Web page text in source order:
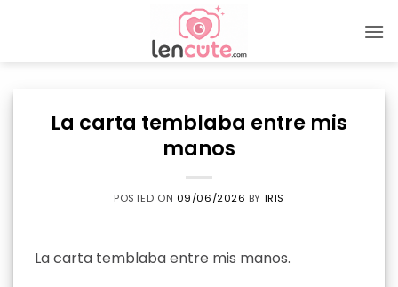
La carta temblaba entre mis
manos
POSTED ON 09/06/2026 BY IRIS
La carta temblaba entre mis manos.